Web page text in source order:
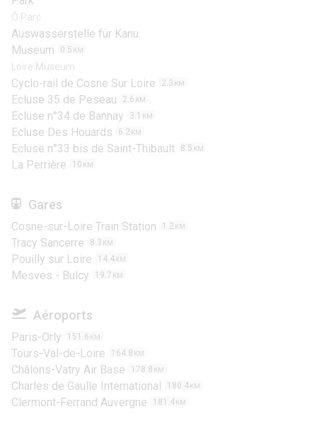
Ô Parc
Auswasserstelle für Kanu
Museum
0.5 KM
Loire Museum
Cyclo-rail de Cosne Sur Loire 2.3 KM
Ecluse 35 de Peseau 2.6 KM
Ecluse n°34 de Bannay 3.1 KM
Ecluse Des Houards 6.2 KM
Ecluse n°33 bis de Saint-Thibault 8.5 KM
La Perrière 10 KM
Gares
Cosne-sur-Loire Train Station 1.2 KM
Tracy Sancerre 8.3 KM
Pouilly sur Loire 14.4 KM
Mesves - Bulcy 19.7 KM
Aéroports
Paris-Orly 151.6 KM
Tours-Val-de-Loire 164.8 KM
Châlons-Vatry Air Base 178.8 KM
Charles de Gaulle International 180.4 KM
Clermont-Ferrand Auvergne 181.4 KM